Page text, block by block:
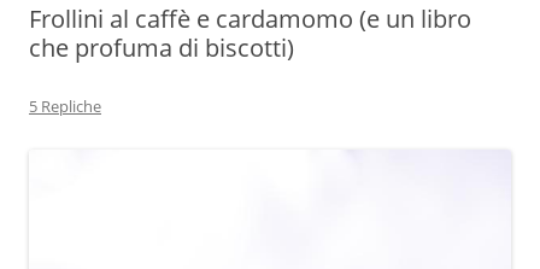
Frollini al caffè e cardamomo (e un libro
che profuma di biscotti)
5 Repliche